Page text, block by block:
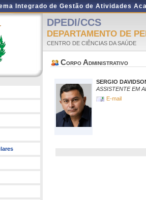
Integrado de Gestão de Atividades
DPEDI/CCS
DEPARTAMENTO DE
CENTRO DE CIÊNCIAS DA SAÚDE
Corpo Administrativo
SERGIO
ASSISTENTE EM
E-mail